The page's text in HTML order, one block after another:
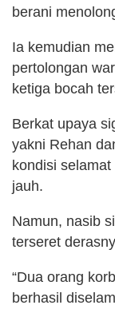
berani
Ia kemudian
pertolongan
ketiga bocah
Berkat upaya
yakni Rehan
kondisi
jauh.
Namun, nasib
terseret
“Dua orang
berhasil